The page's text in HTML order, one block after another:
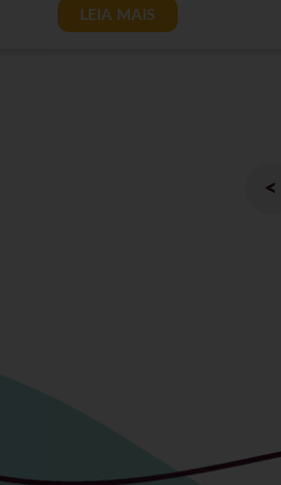
LEIA MAIS
<